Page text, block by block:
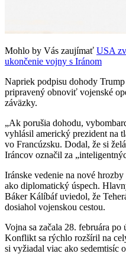
Mohlo by Vás zaujímať USA
ukončenie vojny s Iránom
Napriek podpisu dohody
pripravený obnoviť vojenské
záväzky.
„Ak porušia dohodu,
vyhlásil americký prezident na
vo Francúzsku. Dodal, že si
Iráncov označil za
Iránske vedenie na nové
ako diplomatický úspech.
Báker Kálíbáf uviedol, že
dosiahol vojenskou cestou.
Vojna sa začala 28. februára
Konflikt sa rýchlo rozšíril na
si vyžiadal viac ako sedemtisíc